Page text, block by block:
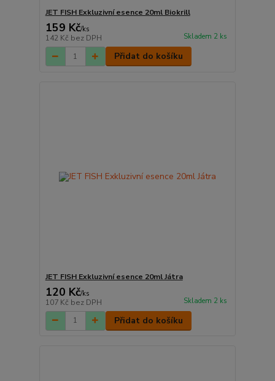
JET FISH Exkluzivní esence 20ml Biokrill
159 Kč/ks
142 Kč bez DPH Skladem 2 ks
Přidat do košíku
JET FISH Exkluzivní esence 20ml Játra
120 Kč/ks
107 Kč bez DPH Skladem 2 ks
Přidat do košíku